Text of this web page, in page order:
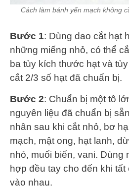
Cách làm bánh yến mạch không
Bước 1: Dùng dao cắt hạt
những miếng nhỏ, có thể
ba tùy kích thước hạt và
cắt 2/3 số hạt đã chuẩn bị.
Bước 2: Chuẩn bị một tô
nguyên liệu đã chuẩn bị
nhân sau khi cắt nhỏ, bơ
mạch, mật ong, hạt lanh,
nhỏ, muối biển, vani. Dùng
hợp đều tay cho đến khi
vào nhau.